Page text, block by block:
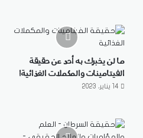
ما لن يخبرك به أحد عن حقيقة
الفيتامينات والمكملات الغذائية!
14 يناير، 2023